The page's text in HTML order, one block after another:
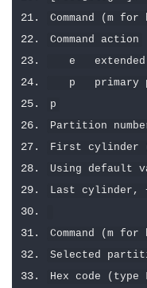
Command
( m for
Command action
   e   extended
p   primary
p
Partition
First cylinder
Using default
Last cylinder ,
Command ( m for
Selected
Hex code ( type